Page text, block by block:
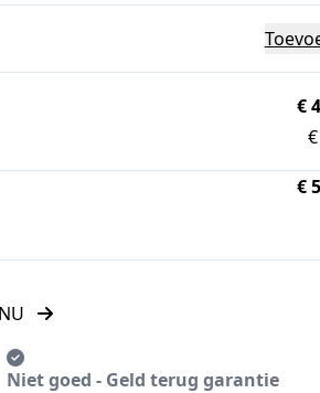
€
€
Niet goed - Geld terug garantie